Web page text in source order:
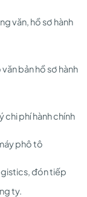
văn, hồ sơ hành
bản hồ sơ hành
chi phí hành chính
phô tô
đón tiếp
ty.